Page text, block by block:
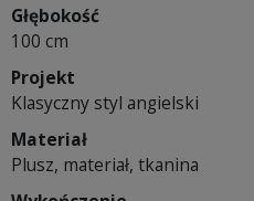
Głębokość
100 cm
Projekt
Klasyczny styl angielski
Materiał
Plusz, materiał, tkanina